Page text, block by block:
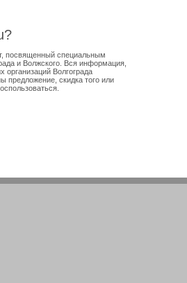
посвященный специальным
и Волжского. Вся информация,
организаций Волгограда
предложение, скидка того или